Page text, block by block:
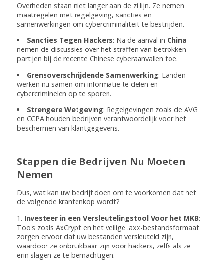
Overheden staan niet langer aan de zijlijn. Ze nemen
maatregelen met regelgeving, sancties en
samenwerkingen om cybercriminaliteit te bestrijden.
Sancties Tegen Hackers: Na de aanval in China
nemen de discussies over het straffen van betrokken
partijen bij de recente Chinese cyberaanvallen toe.
Grensoverschrijdende Samenwerking: Landen
werken nu samen om informatie te delen en
cybercriminelen op te sporen.
Strengere Wetgeving: Regelgevingen zoals de AVG
en CCPA houden bedrijven verantwoordelijk voor het
beschermen van klantgegevens.
Stappen die Bedrijven Nu Moeten
Nemen
Dus, wat kan uw bedrijf doen om te voorkomen dat het
de volgende krantenkop wordt?
1. Investeer in een Versleutelingstool Voor het MKB:
Tools zoals AxCrypt en het veilige .axx-bestandsformaat
zorgen ervoor dat uw bestanden versleuteld zijn,
waardoor ze onbruikbaar zijn voor hackers, zelfs als ze
erin slagen ze te bemachtigen.